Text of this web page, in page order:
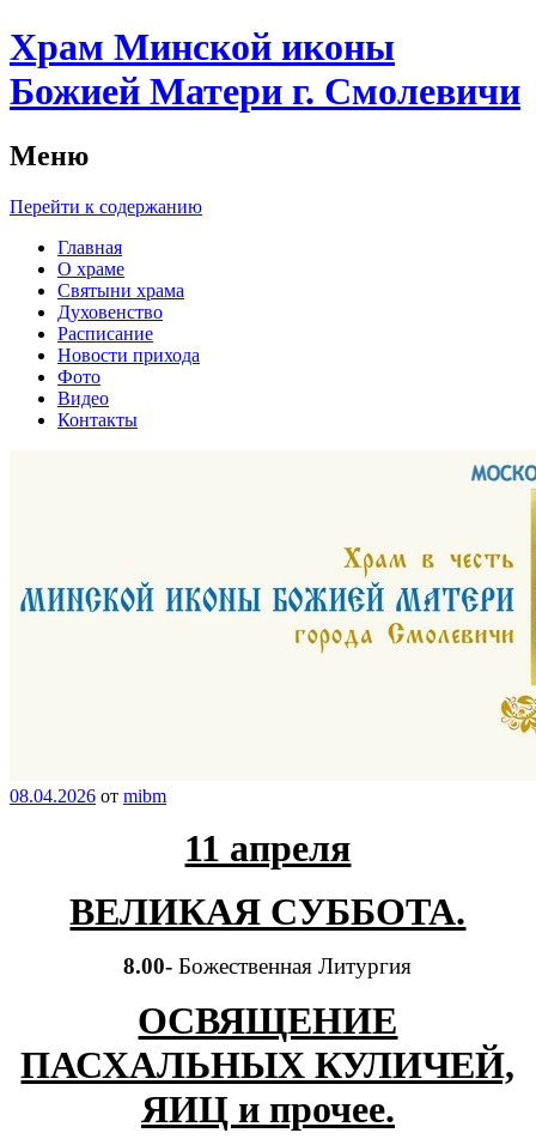
Храм Минской иконы
Божией Матери г. Смолевичи
Меню
Перейти к содержанию
Главная
О храме
Святыни храма
Духовенство
Расписание
Новости прихода
Фото
Видео
Контакты
08.04.2026 от mibm
11 апреля
ВЕЛИКАЯ СУББОТА.
8.00-Божественная Литургия
ОСВЯЩЕНИЕ
ПАСХАЛЬНЫХ КУЛИЧЕЙ,
ЯИЦ и прочее.